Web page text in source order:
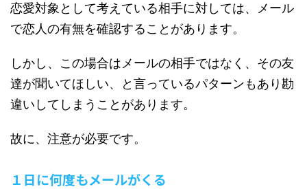
恋愛対象として考えている相手に対しては、メール
で恋人の有無を確認することがあります。
しかし、この場合はメールの相手ではなく、その友
達が聞いてほしい、と言っているパターンもあり勘
違いしてしまうことがあります。
故に、注意が必要です。
１日に何度もメールがくる